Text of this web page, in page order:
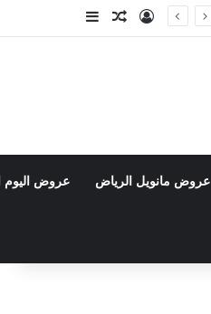
تسجيل الدخول
مقال عشوائي
إضافة عمود
عروض مانويل الرياض عروض اليوم